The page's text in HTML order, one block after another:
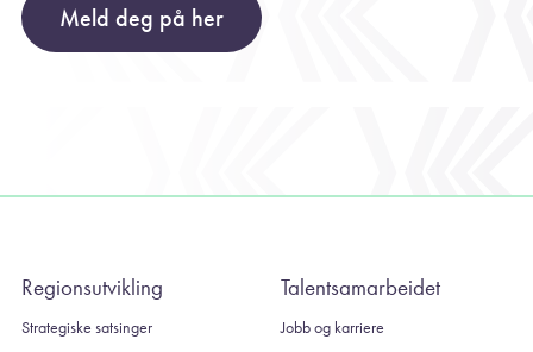
Meld deg på her
Regionsutvikling
Strategiske satsinger
Talentsamarbeidet
Jobb og karriere